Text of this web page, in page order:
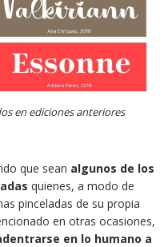
en ediciones anteriores
que sean algunos de los
quienes, a modo de
pinceladas de su propia
en otras ocasiones,
en lo humano a